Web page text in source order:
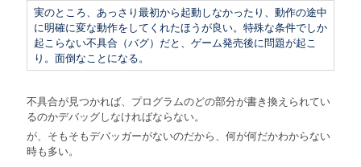
実のところ、あっさり最初から起動しなかったり、動作の途中
に明確に変な動作をしてくれたほうが良い。特殊な条件でしか
起こらない不具合（バグ）だと、ゲーム発売後に問題が起こ
り。面倒なことになる。
不具合が見つかれば、プログラムのどの部分が書き換えられてい
るのかデバッグしなければならない。
が、そもそもデバッガーがないのだから、何が何だかわからない
時も多い。